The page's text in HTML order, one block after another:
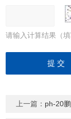
请输入计算结果（
上一篇： ph-20